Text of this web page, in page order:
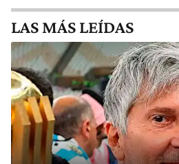
LAS MÁS LEÍDAS